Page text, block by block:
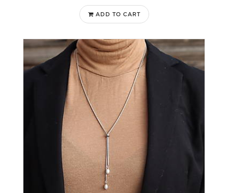
ADD TO CART